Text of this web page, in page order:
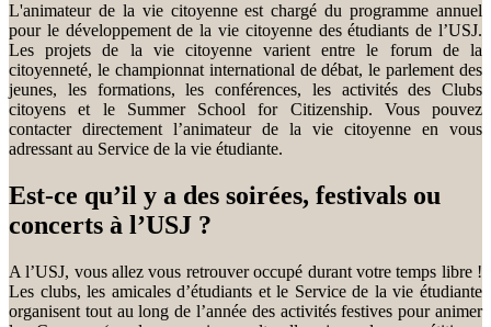
L'animateur de la vie citoyenne est chargé du programme annuel
pour le développement de la vie citoyenne des étudiants de l’USJ.
Les projets de la vie citoyenne varient entre le forum de la
citoyenneté, le championnat international de débat, le parlement des
jeunes, les formations, les conférences, les activités des Clubs
citoyens et le Summer School for Citizenship. Vous pouvez
contacter directement l’animateur de la vie citoyenne en vous
adressant au Service de la vie étudiante.
Est-ce qu’il y a des soirées, festivals ou
concerts à l’USJ ?
A l’USJ, vous allez vous retrouver occupé durant votre temps libre !
Les clubs, les amicales d’étudiants et le Service de la vie étudiante
organisent tout au long de l’année des activités festives pour animer